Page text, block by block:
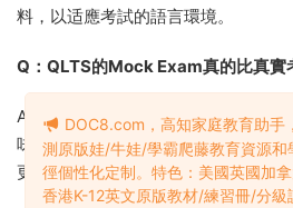
料，以适應考試的語言環境。
Q：QLTS的Mock Exam真的比真實
A：第三方評價确認QLTS的題目“明
味着，如果能在QLTS模拟考試中取
更從容。但不必因爲QLTS的低分而
DOC8.com，高知家庭教育助手
測原版娃/牛娃/學霸爬藤教育資源和
徑個性化定制。特色：美國英國加
香港K-12英文原版教材/練習冊/分